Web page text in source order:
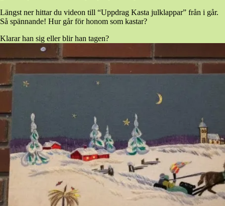
Längst ner hittar du videon till “Uppdrag Kasta julklappar” från i går.
Så spännande! Hur går för honom som kastar?
Klarar han sig eller blir han tagen?